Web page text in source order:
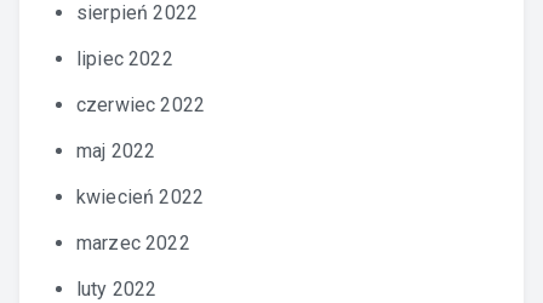
sierpień 2022
lipiec 2022
czerwiec 2022
maj 2022
kwiecień 2022
marzec 2022
luty 2022